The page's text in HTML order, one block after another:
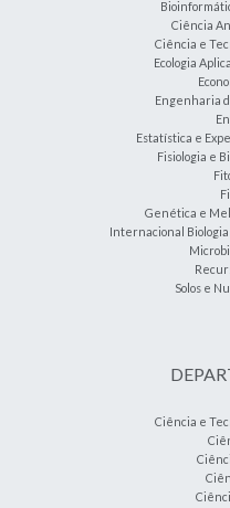
Ciência
Ciência e
Ecologia
Engenharia
Estatística e
Fisiologia e
Genética e
Internacional
Solos e
Ciência e